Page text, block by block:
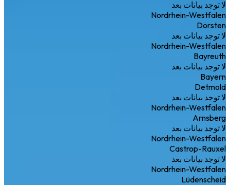
لا توجد بيانات بعد
Nordrhein-Westfalen
Dorsten
لا توجد بيانات بعد
Nordrhein-Westfalen
Bayreuth
لا توجد بيانات بعد
Bayern
Detmold
لا توجد بيانات بعد
Nordrhein-Westfalen
Arnsberg
لا توجد بيانات بعد
Nordrhein-Westfalen
Castrop-Rauxel
لا توجد بيانات بعد
Nordrhein-Westfalen
Lüdenscheid